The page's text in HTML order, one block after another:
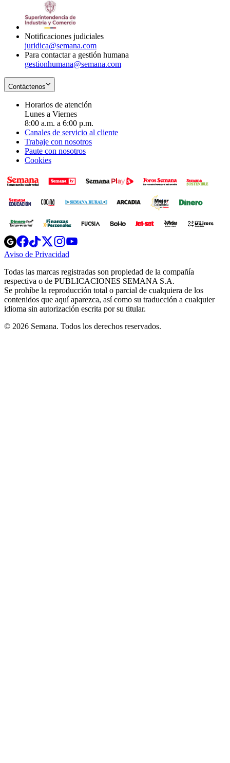
Notificaciones judiciales
juridica@semana.com
Para contactar a gestión humana
gestionhumana@semana.com
Contáctenos
Horarios de atención
Lunes a Viernes
8:00 a.m. a 6:00 p.m.
Canales de servicio al cliente
Trabaje con nosotros
Paute con nosotros
Cookies
Opens
in
new
Opens
in
new
Opens
in
new
window
Opens
new
windowwindow
Aviso de Privacidad
new
window
Todas las marcas registradas son propiedad de la compañía
respectiva o de PUBLICACIONES SEMANA S.A.
Se prohíbe la reproducción total o parcial de cualquiera de los
contenidos que aquí aparezca, así como su traducción a cualquier
idioma sin autorización escrita por su titular.
© 2026 Semana. Todos los derechos reservados.